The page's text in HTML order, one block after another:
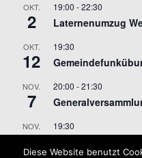
OKT.
2
19:00 -22:30
Laternenumzug
OKT.
12
19:30
NOV.
7
20:00 -21:30
NOV.
9
19:30
Diese Website benutzt